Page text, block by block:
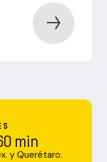
min
y Querétaro.